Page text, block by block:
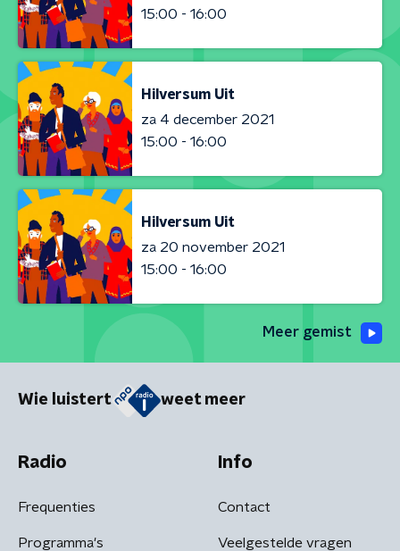
15:00 - 16:00
Hilversum Uit
za 4 december 2021
15:00 - 16:00
Hilversum Uit
za 20 november 2021
15:00 - 16:00
Meer gemist
Wie luistert weet meer
Radio
Frequenties
Programma's
Info
Contact
Veelgestelde vragen